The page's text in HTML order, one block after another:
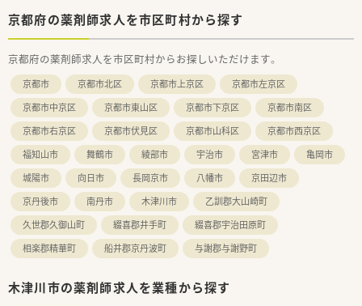
■内科や肛門科など幅広い科目を経験し、薬剤師としてのスキル
を高めたい方が多数活躍しています。
つ薬剤師が力を発揮しています。
■未経験やブランクのある方も、充実した教育研修制度の下で安
心して成長しています。
京都府の薬剤師求人を市区町村から探す
京都府の薬剤師求人を市区町村からお探しいただけます。
京都市 京都市北区 京都市上京区
京都市左京区
京都市中京区
京都市東山区 京都市下京区
京都市南区
京都市右京区
京都市伏見区 京都市山科区
京都市西京区
福知山市
舞鶴市 綾部市 宇治市 宮津市
亀岡市
城陽市
向日市 長岡京市 八幡市
京田辺市
京丹後市
南丹市 木津川市
乙訓郡大山崎町
久世郡久御山町
綴喜郡井手町
綴喜郡宇治田原町
相楽郡精華町
船井郡京丹波町 与謝郡与謝野町
木津川市の薬剤師求人を業種から探す